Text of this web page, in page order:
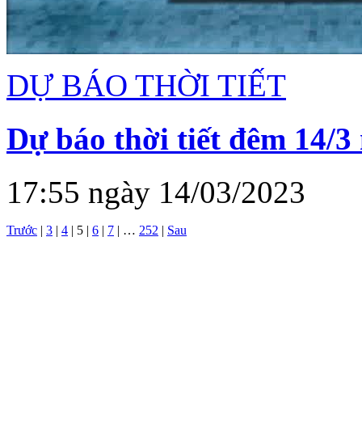
DỰ BÁO THỜI TIẾT
Dự báo thời tiết đêm 14/3
17:55 ngày 14/03/2023
Trước | 3 | 4 | 5 | 6 | 7 | … 252 | Sau